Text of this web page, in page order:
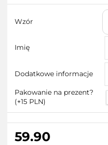
Wzór
Imię
Dodatkowe informacje
Pakowanie na prezent?
(+15 PLN)
59.90